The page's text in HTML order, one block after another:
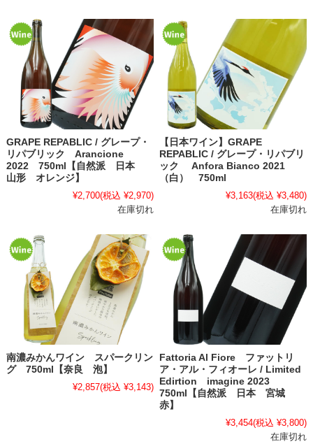
GRAPE REPABLIC / グレープ・
リパブリック Arancione
2022 750ml【自然派 日本
山形 オレンジ】
¥2,700(税込 ¥2,970)
在庫切れ
【日本ワイン】GRAPE
REPABLIC / グレープ・リパブリ
ック Anfora Bianco 2021
（白） 750ml
¥3,163(税込 ¥3,480)
在庫切れ
南濃みかんワイン スパークリン
グ 750ml【奈良 泡】
¥2,857(税込 ¥3,143)
Fattoria Al Fiore ファットリ
ア・アル・フィオーレ / Limited
Edirtion imagine 2023
750ml【自然派 日本 宮城
赤】
¥3,454(税込 ¥3,800)
在庫切れ